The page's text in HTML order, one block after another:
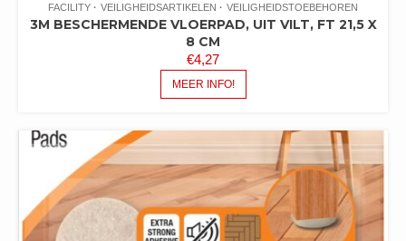
FACILITY VEILIGHEIDSARTIKELEN VEILIGHEIDSTOEBEHOREN
3M BESCHERMENDE VLOERPAD, UIT VILT, FT 21,5 X
8 CM
€4,27
MEER INFO!